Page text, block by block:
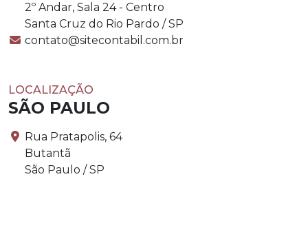
2º Andar, Sala 24 - Centro
Santa Cruz do Rio Pardo / SP
contato@sitecontabil.com.br
LOCALIZAÇÃO
SÃO PAULO
Rua Pratapolis, 64
Butantã
São Paulo / SP